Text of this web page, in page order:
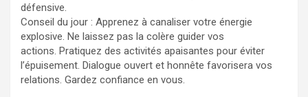
défensive.
Conseil du jour : Apprenez à canaliser votre énergie
explosive. Ne laissez pas la colère guider vos
actions. Pratiquez des activités apaisantes pour éviter
l’épuisement. Dialogue ouvert et honnête favorisera vos
relations. Gardez confiance en vous.